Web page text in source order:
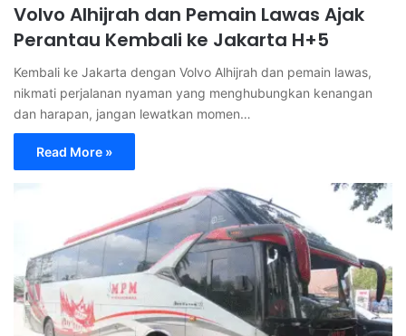
Volvo Alhijrah dan Pemain Lawas Ajak
Perantau Kembali ke Jakarta H+5
Kembali ke Jakarta dengan Volvo Alhijrah dan pemain lawas,
nikmati perjalanan nyaman yang menghubungkan kenangan
dan harapan, jangan lewatkan momen…
Read More »